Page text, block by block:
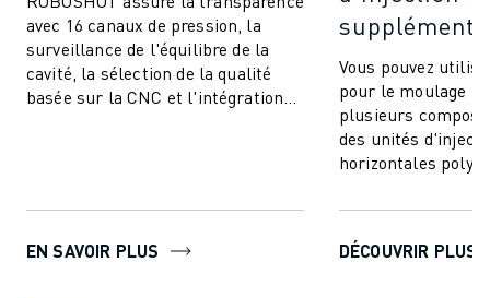
avec 16 canaux de pression, la
surveillance de l'équilibre de la
cavité, la sélection de la qualité
basée sur la CNC et l'intégration
EN SAVOIR PLUS
Vous pouvez
pour le moulage
plusieurs
des unités
horizontales
DÉCOUVRIR PLUS